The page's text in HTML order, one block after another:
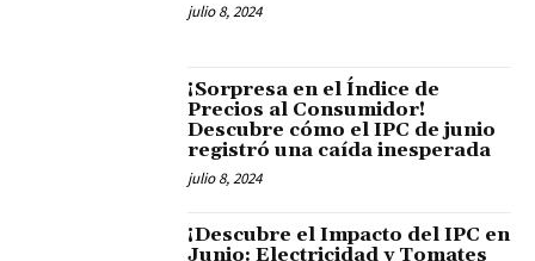
julio 8, 2024
¡Sorpresa en el Índice de
Precios al Consumidor!
Descubre cómo el IPC de junio
registró una caída inesperada
julio 8, 2024
¡Descubre el Impacto del IPC en
Junio: Electricidad y Tomates